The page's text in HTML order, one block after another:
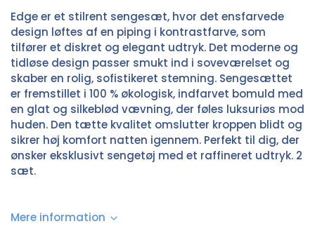
Edge er et stilrent sengesæt, hvor det ensfarvede
design løftes af en piping i kontrastfarve, som
tilfører et diskret og elegant udtryk. Det moderne og
tidløse design passer smukt ind i soveværelset og
skaber en rolig, sofistikeret stemning. Sengesættet
er fremstillet i 100 % økologisk, indfarvet bomuld med
en glat og silkeblød vævning, der føles luksuriøs mod
huden. Den tætte kvalitet omslutter kroppen blidt og
sikrer høj komfort natten igennem. Perfekt til dig, der
ønsker eksklusivt sengetøj med et raffineret udtryk. 2
sæt.
Mere information